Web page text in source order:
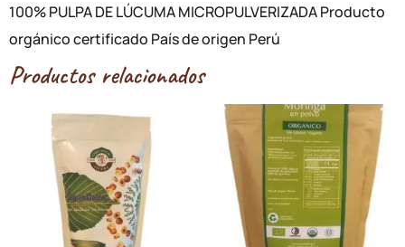
100% PULPA DE LÚCUMA MICROPULVERIZADA Producto
orgánico certificado País de origen Perú
Productos relacionados